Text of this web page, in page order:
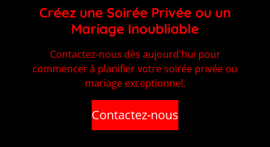
Créez une Soirée Privée ou un
Mariage Inoubliable
Contactez-nous dès aujourd'hui pour
commencer à planifier votre soirée privée ou
mariage exceptionnel.
Contactez-nous